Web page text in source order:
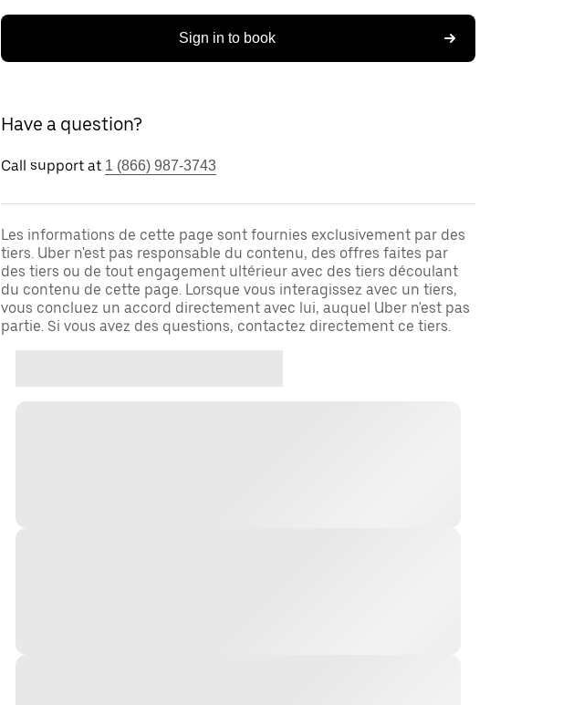
Sign in to book
Have a question?
Call support at 1 (866) 987-3743
Les informations de cette page sont fournies exclusivement par des
tiers. Uber n'est pas responsable du contenu, des offres faites par
des tiers ou de tout engagement ultérieur avec des tiers découlant
du contenu de cette page. Lorsque vous interagissez avec un tiers,
vous concluez un accord directement avec lui, auquel Uber n'est pas
partie. Si vous avez des questions, contactez directement ce tiers.